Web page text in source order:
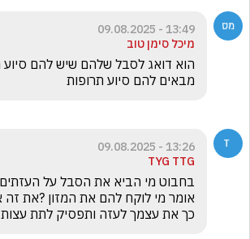
13:49 - 09.08.2025
מיכל סימן טוב
מבאים להם סיוע תרופות
13:26 - 09.08.2025
TYG TTG
כך את עצמך לעזה ותפסיק לתת עצות